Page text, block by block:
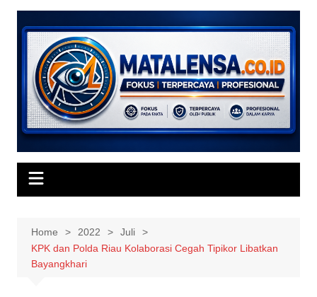
Skip
content
Home 2022
Juli
KPK dan Polda Riau Kolaborasi Cegah Tipikor Libatkan
Bayangkhari